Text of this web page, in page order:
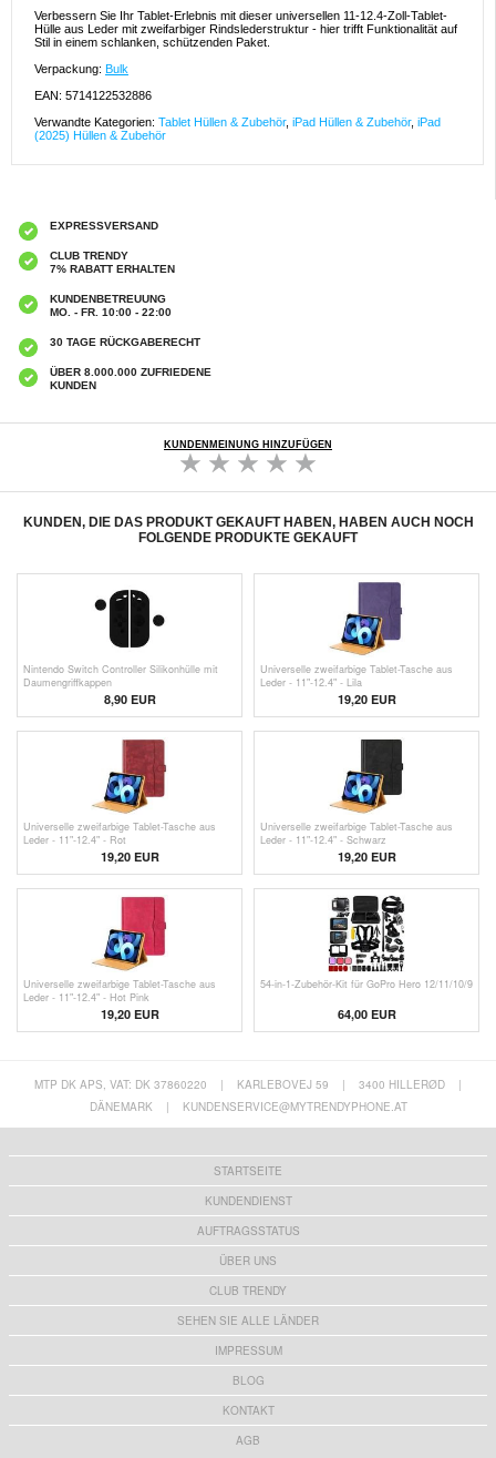
Verbessern Sie Ihr Tablet-Erlebnis mit dieser universellen 11-12.4-Zoll-Tablet-
Hülle aus Leder mit zweifarbiger Rindslederstruktur - hier trifft Funktionalität auf
Stil in einem schlanken, schützenden Paket.
Verpackung: Bulk
EAN: 5714122532886
Verwandte Kategorien: Tablet Hüllen & Zubehör, iPad Hüllen & Zubehör, iPad
(2025) Hüllen & Zubehör
EXPRESSVERSAND
CLUB TRENDY
7% RABATT ERHALTEN
KUNDENBETREUUNG
MO. - FR. 10:00 - 22:00
30 TAGE RÜCKGABERECHT
ÜBER 8.000.000 ZUFRIEDENE
KUNDEN
KUNDENMEINUNG HINZUFÜGEN
KUNDEN, DIE DAS PRODUKT GEKAUFT HABEN, HABEN AUCH NOCH
FOLGENDE PRODUKTE GEKAUFT
Nintendo Switch Controller Silikonhülle mit
Daumengriffkappen
8,90 EUR
Universelle zweifarbige Tablet-Tasche aus
Leder - 11"-12.4" - Lila
19,20 EUR
Universelle zweifarbige Tablet-Tasche aus
Leder - 11"-12.4" - Rot
19,20 EUR
Universelle zweifarbige Tablet-Tasche aus
Leder - 11"-12.4" - Schwarz
19,20 EUR
Universelle zweifarbige Tablet-Tasche aus
Leder - 11"-12.4" - Hot Pink
19,20 EUR
54-in-1-Zubehör-Kit für GoPro Hero 12/11/10/9
64,00 EUR
MTP DK APS, VAT: DK 37860220 | KARLEBOVEJ 59 | 3400 HILLERØD
|
DÄNEMARK
| KUNDENSERVICE@MYTRENDYPHONE.AT
STARTSEITE
KUNDENDIENST
AUFTRAGSSTATUS
ÜBER UNS
CLUB TRENDY
SEHEN SIE ALLE LÄNDER
IMPRESSUM
BLOG
KONTAKT
AGB